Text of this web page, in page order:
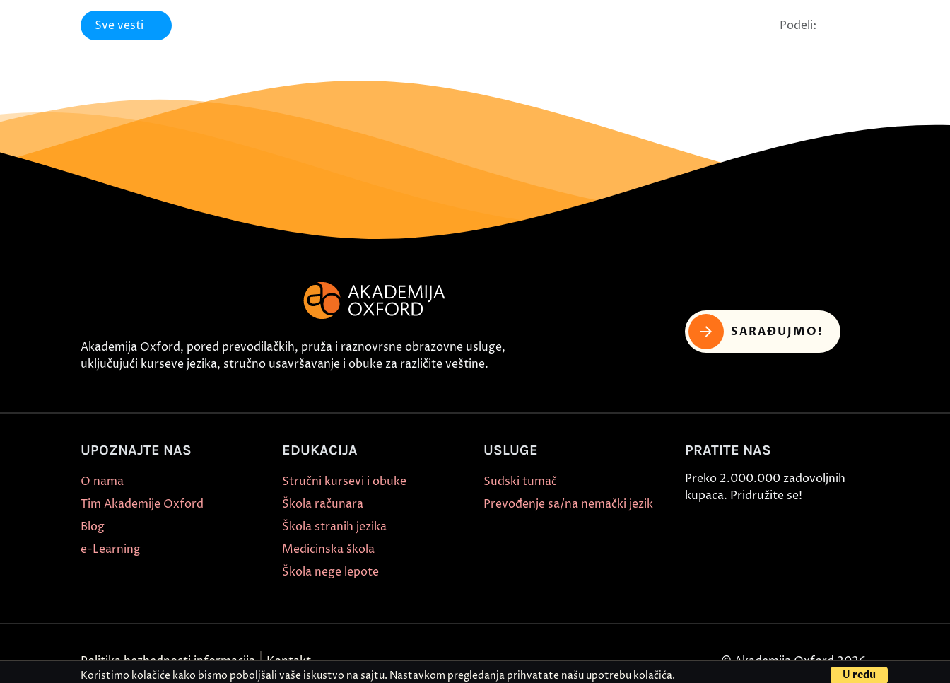
Sve vesti Podeli:
Akademija Oxford, pored prevodilačkih, pruža i raznovrsne obrazovne usluge,
uključujući kurseve jezika, stručno usavršavanje i obuke za različite veštine.
SARAĐUJMO!
UPOZNAJTE NAS
O nama
Tim Akademije Oxford
Blog
e-Learning
EDUKACIJA
Stručni kursevi i obuke
Škola računara
Škola stranih jezika
Medicinska škola
Škola nege lepote
USLUGE
Sudski tumač
Prevođenje sa/na nemački jezik
PRATITE NAS
Preko 2.000.000 zadovoljnih
kupaca. Pridružite se!
Politika bezbednosti informacija Kontakt © Akademija Oxford 2026.
Koristimo kolačiće kako bismo poboljšali vaše iskustvo na sajtu. Nastavkom pregledanja prihvatate našu upotrebu kolačića. U redu